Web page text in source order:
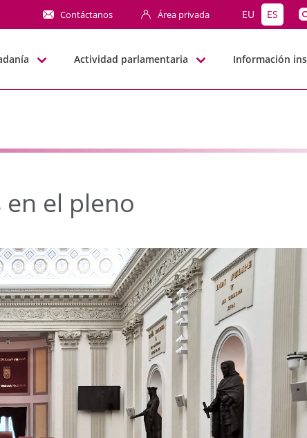
el pleno - JJGG-
Contáctanos Área privada EU ES
Actividad parlamentaria Información
el pleno